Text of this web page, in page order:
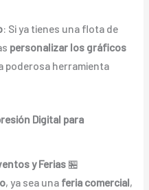
: Si ya tienes una flota de
personalizar los gráficos
poderosa herramienta
Digital para
y Ferias🏪
, ya sea una feria comercial,